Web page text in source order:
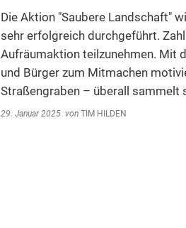
Steuern, Gebühren,
Schiedsamt
Die Aktion "Saubere Landschaft"
sehr erfolgreich durchgeführt.
Aufräumaktion teilzunehmen. Mit
und Bürger zum Mitmachen
Straßengraben – überall sammelt
29. Januar 2025 von TIM HILDEN